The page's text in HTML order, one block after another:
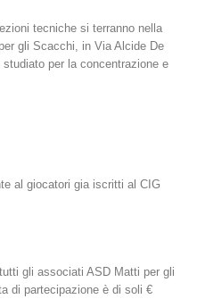
tecniche si terranno nella
gli Scacchi, in Via Alcide De
per la concentrazione e
al giocatori gia iscritti al CIG
gli associati ASD Matti per gli
di partecipazione è di soli €